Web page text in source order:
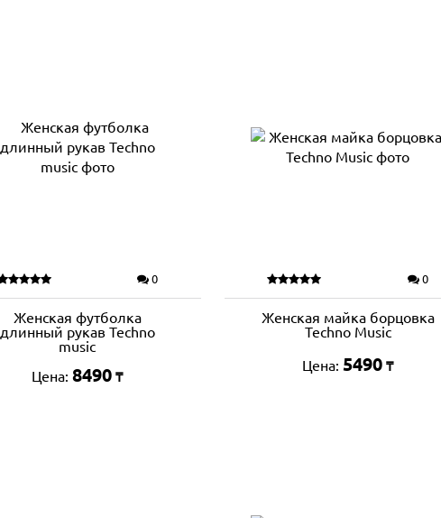
0
Женская футболка
длинный рукав Techno
music
Цена:8490 ₸
0
Женская майка борцовка
Techno Music
Цена:5490 ₸